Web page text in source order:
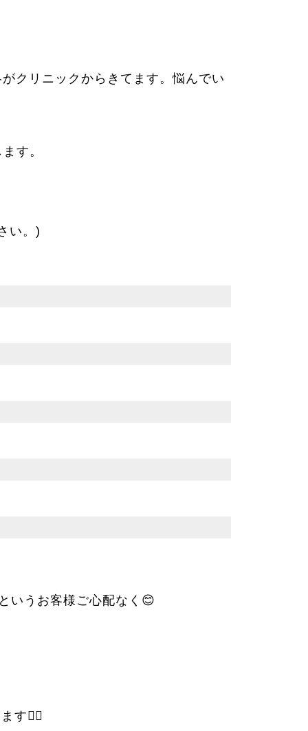
クリニックからきてます。悩んでい
す。
い。)
いうお客様ご心配なく😊
す🙇‍♀️